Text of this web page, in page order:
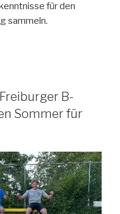
für den
sammeln.
B-
Sommer für